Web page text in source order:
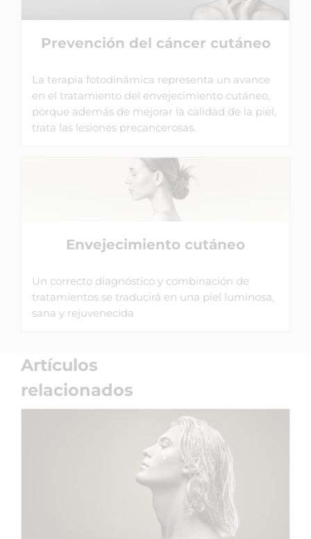
Prevención del cáncer cutáneo
La terapia fotodinámica representa un avance
en el tratamiento del envejecimiento cutáneo,
porque además de mejorar la calidad de la piel,
trata las lesiones precancerosas.
Envejecimiento cutáneo
Un correcto diagnóstico y combinación de
tratamientos se traducirá en una piel luminosa,
sana y rejuvenecida
Artículos
relacionados